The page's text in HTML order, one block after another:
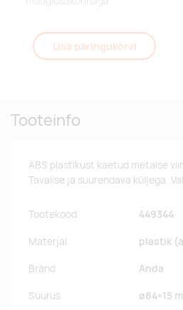
Lisa päringukorvi
Tooteinfo
ABS plastikust kaetud metalse
Tavalise ja suurendava küljega.
Tootekood 449344
Materjal plastik
Bränd Anda
Suurus ø64×15